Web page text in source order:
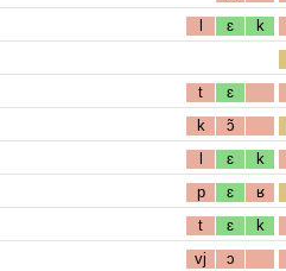
l ɛ k
t ɛ
k ɔ̃
l ɛ k
p ɛ ʁ
t ɛ k
vj ɔ